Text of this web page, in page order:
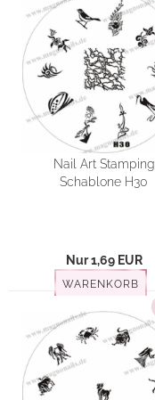
Nail Art Stamping
Schablone H30
Nur 1,69 EUR
WARENKORB